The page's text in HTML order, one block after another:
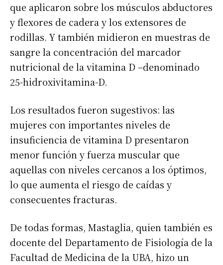
que aplicaron sobre los músculos abductores
y flexores de cadera y los extensores de
rodillas. Y también midieron en muestras de
sangre la concentración del marcador
nutricional de la vitamina D –denominado
25-hidroxivitamina-D.
Los resultados fueron sugestivos: las
mujeres con importantes niveles de
insuficiencia de vitamina D presentaron
menor función y fuerza muscular que
aquellas con niveles cercanos a los óptimos,
lo que aumenta el riesgo de caídas y
consecuentes fracturas.
De todas formas, Mastaglia, quien también es
docente del Departamento de Fisiología de la
Facultad de Medicina de la UBA, hizo un